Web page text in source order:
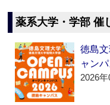
薬系大学・学部 催
徳島
ャン
2026